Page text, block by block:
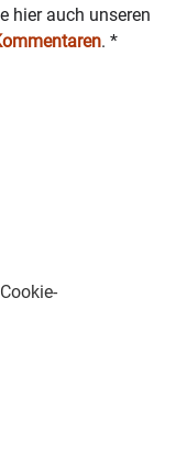
hier auch unseren
. *
Cookie-